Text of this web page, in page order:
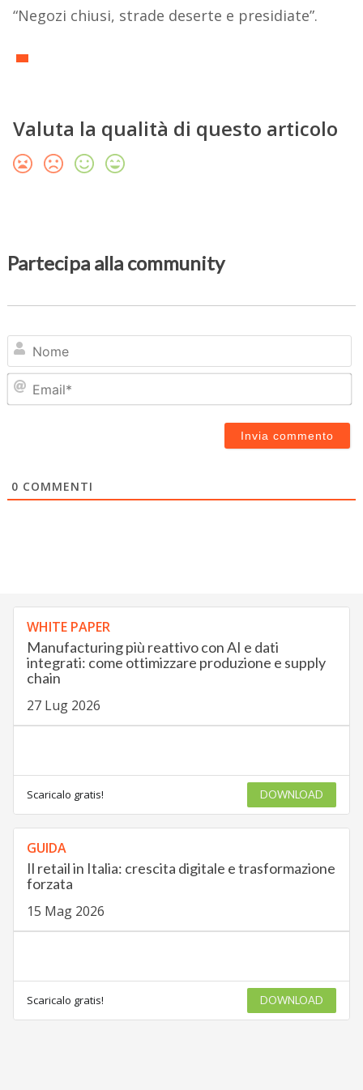
“Negozi chiusi, strade deserte e presidiate”.
Valuta la qualità di questo articolo
Partecipa alla community
0 COMMENTI
WHITE PAPER
Manufacturing più reattivo con AI e dati
integrati: come ottimizzare produzione e supply
chain
27 Lug 2026
Scaricalo gratis! DOWNLOAD
GUIDA
Il retail in Italia: crescita digitale e trasformazione
forzata
15 Mag 2026
Scaricalo gratis! DOWNLOAD